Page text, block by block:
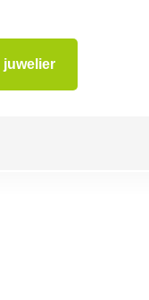
juwelier